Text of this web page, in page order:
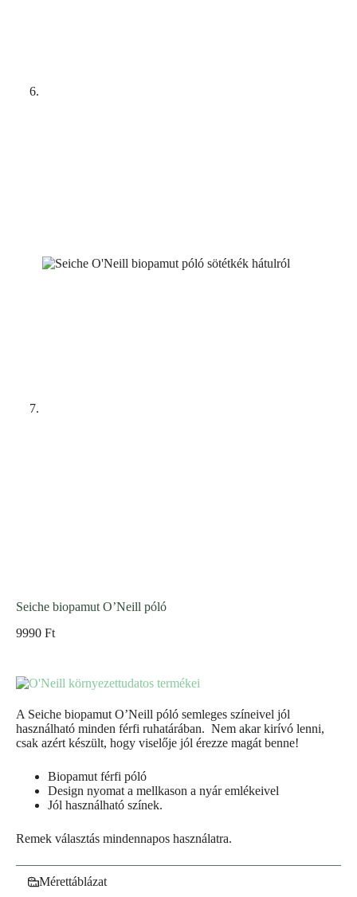
Seiche biopamut O’Neill póló
9990 Ft
A Seiche biopamut O’Neill póló semleges színeivel jól
használható minden férfi ruhatárában. Nem akar kirívó lenni,
csak azért készült, hogy viselője jól érezze magát benne!
Biopamut férfi póló
Design nyomat a mellkason a nyár emlékeivel
Jól használható színek.
Remek választás mindennapos használatra.
Mérettáblázat